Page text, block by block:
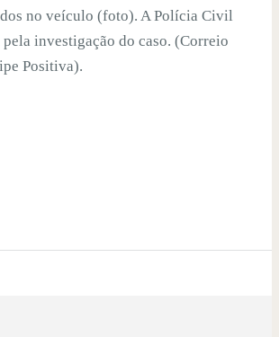
no veículo (foto). A Polícia Civil
investigação do caso. (Correio
Positiva).